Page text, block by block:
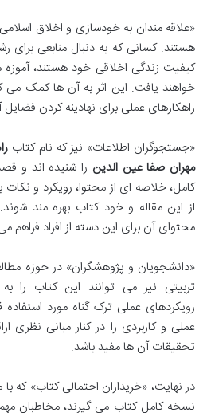
«علاقه مندان به خودسازی و اخلاق
هستند. کسانی که به دنبال منابعی برای
کیفیت زندگی اخلاقی خود هستند، آموزه
خواهند یافت. این اثر به آن ها کمک می
راهکارهای عملی برای نهادینه کردن فضایل
«جستجوگران اطلاعات» نیز که نام کتاب
مهران صفا عین الدین را شنیده اند و
کامل، خلاصه ای از محتوا، رویکرد و نکات
از این مقاله و خود کتاب بهره مند
محتوای آن برای این دسته از افراد فراهم
«دانشجویان و پژوهشگران» در حوزه
تربیتی نیز می توانند این کتاب را
رویکردهای عملی ترک گناه مورد استفاده
عملی و کاربردی را در کنار مبانی نظری
تحقیقات آن ها مفید باشد.
در نهایت، «خریداران احتمالی کتاب» که
نسخه کامل کتاب می گیرند، مخاطبان